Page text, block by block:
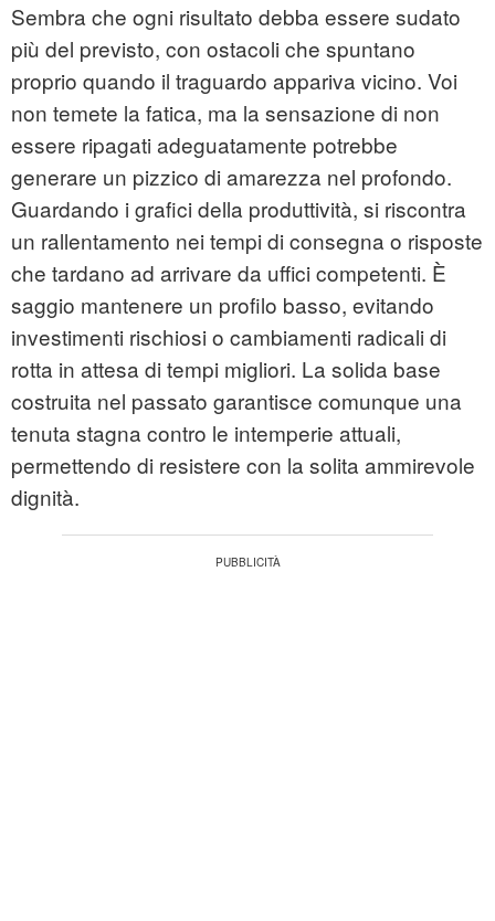
Sembra che ogni risultato debba essere sudato
più del previsto, con ostacoli che spuntano
proprio quando il traguardo appariva vicino. Voi
non temete la fatica, ma la sensazione di non
essere ripagati adeguatamente potrebbe
generare un pizzico di amarezza nel profondo.
Guardando i grafici della produttività, si riscontra
un rallentamento nei tempi di consegna o risposte
che tardano ad arrivare da uffici competenti. È
saggio mantenere un profilo basso, evitando
investimenti rischiosi o cambiamenti radicali di
rotta in attesa di tempi migliori. La solida base
costruita nel passato garantisce comunque una
tenuta stagna contro le intemperie attuali,
permettendo di resistere con la solita ammirevole
dignità.